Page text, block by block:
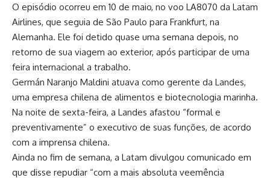
O episódio ocorreu em 10 de maio, no voo LA8070 da Latam
Airlines, que seguia de São Paulo para Frankfurt, na
Alemanha. Ele foi detido quase uma semana depois, no
retorno de sua viagem ao exterior, após participar de uma
feira internacional a trabalho.
Germán Naranjo Maldini atuava como gerente da Landes,
uma empresa chilena de alimentos e biotecnologia marinha.
Na noite de sexta-feira, a Landes afastou “formal e
preventivamente” o executivo de suas funções, de acordo
com a imprensa chilena.
Ainda no fim de semana, a Latam divulgou comunicado em
que disse repudiar “com a mais absoluta veemência